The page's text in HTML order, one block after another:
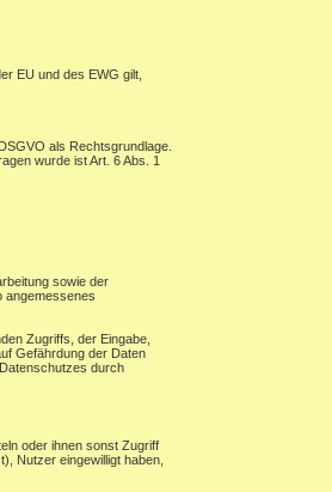
EU und des EWG gilt,
als Rechtsgrundlage.
wurde ist Art. 6 Abs. 1
sowie der
angemessenes
Zugriffs, der Eingabe,
Gefährdung der Daten
durch
oder ihnen sonst Zugriff
Nutzer eingewilligt haben,